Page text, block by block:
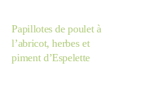
Papillotes de poulet à
l’abricot, herbes et
piment d’Espelette